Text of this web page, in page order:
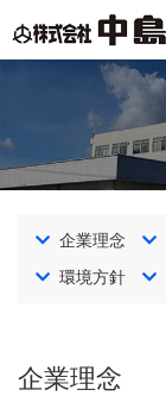
企業理念
環境方針
企業理念